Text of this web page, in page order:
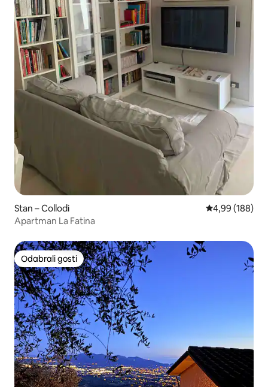
Stan – Collodi Prosječna
4,99 (188)
Apartman La Fatina
Odabrali gosti
Odabrali gosti